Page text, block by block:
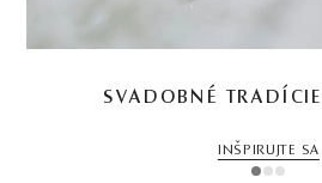
SVADOBNÉ
INŠPIRUJTE SA